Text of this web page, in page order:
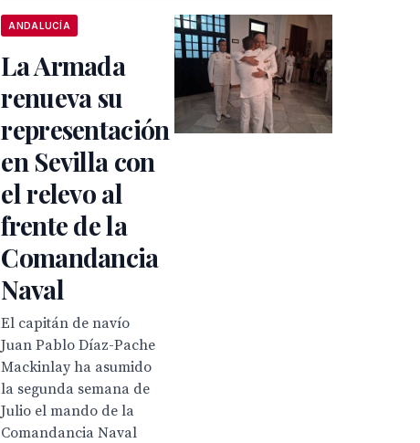
ANDALUCÍA
La Armada
renueva su
representación
en Sevilla con
el relevo al
frente de la
Comandancia
Naval
El capitán de navío
Juan Pablo Díaz-Pache
Mackinlay ha asumido
la segunda semana de
Julio el mando de la
Comandancia Naval